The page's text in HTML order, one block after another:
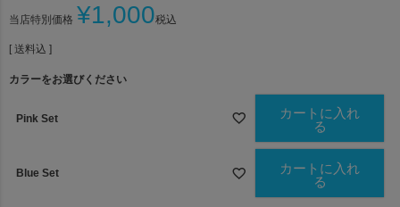
当店特別価格 ¥1,000税込
送料込
カラーをお選びください
Pink Set
カートに入れ
る
Blue Set
カートに入れ
る